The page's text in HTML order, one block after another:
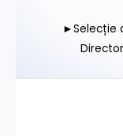
►Selecție